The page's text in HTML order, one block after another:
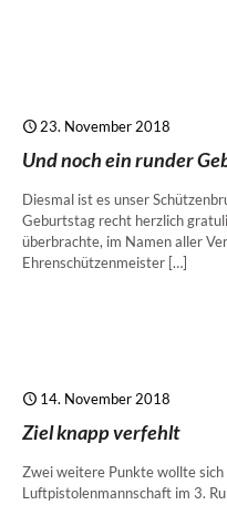
23. November 2018
Und noch ein runder
Diesmal ist es unser
Geburtstag recht herzlich
überbrachte, im Namen aller
Ehrenschützenmeister […]
14. November 2018
Ziel knapp verfehlt
Zwei weitere Punkte wollte
Luftpistolenmannschaft im 3.